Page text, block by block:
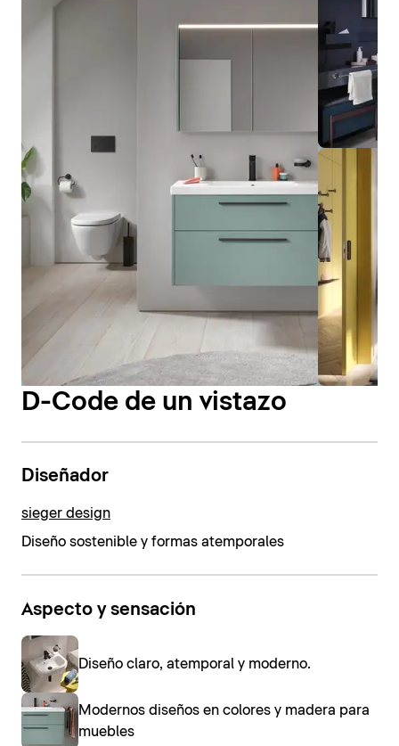
D-Code de un vistazo
Diseñador
sieger design
Diseño sostenible y formas atemporales
Aspecto y sensación
Diseño claro, atemporal y moderno.
Modernos diseños en colores y madera para
muebles